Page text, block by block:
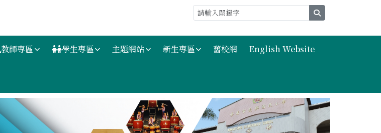
教師專區 學生專區 主題網站 新生專區 舊校網 English Website